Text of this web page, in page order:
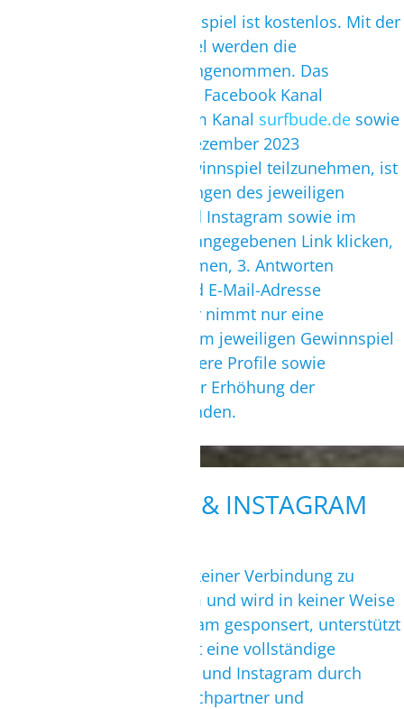
TELEFON/VIDEOCALL MÖGLICH.
Die Teilnahme am Gewinnspiel ist kostenlos. Mit der
Teilnahme am Gewinnspiel werden die
Teilnahmebedingungen angenommen. Das
Gewinnspiel wird auf dem Facebook Kanal
und Instagram Kanal surfbude.de sowie
im eigenem Newsletter Dezember 2023
durchgeführt. Um am Gewinnspiel teilzunehmen, ist
ein Befolgen der Anweisungen des jeweiligen
Beitrags auf Facebook und Instagram sowie im
Newsletter notwendig (1. angegebenen Link klicken,
2. an der Umfrage teilnehmen, 3. Antworten
gemeinsam mit Name und E-Mail-Adresse
speichern. Pro Teilnehmer nimmt nur eine
übermittelte Anmeldung am jeweiligen Gewinnspiel
teil. Es ist untersagt, mehrere Profile sowie
automatisierte Beiträge zur Erhöhung der
Gewinnchancen zu verwenden.
2. FACEBOOK & INSTAGRAM
Das Gewinnspiel steht in keiner Verbindung zu
Facebook sowie Instagram und wird in keiner Weise
von Facebook und Instagram gesponsert, unterstützt
oder organisiert. Es erfolgt eine vollständige
Freistellung von Facebook und Instagram durch
jeden Teilnehmer. Ansprechpartner und